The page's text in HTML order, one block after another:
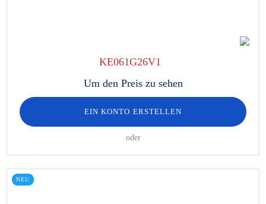
KE061G26V1
Um den Preis zu sehen
EIN KONTO ERSTELLEN
oder
NEU